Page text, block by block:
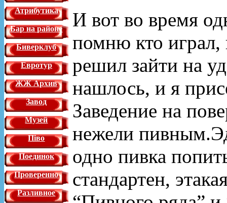
Атрибутика
Бар на районе
Биверклуб
Евротур
ЖЖ Архив
Завод
Музей
Піво
Поединок
Проверенно
Разливное
И вот во время
помню кто играл,
решил зайти на
нашлось, и я
Заведение на
нежели
одно пивка
стандартен,